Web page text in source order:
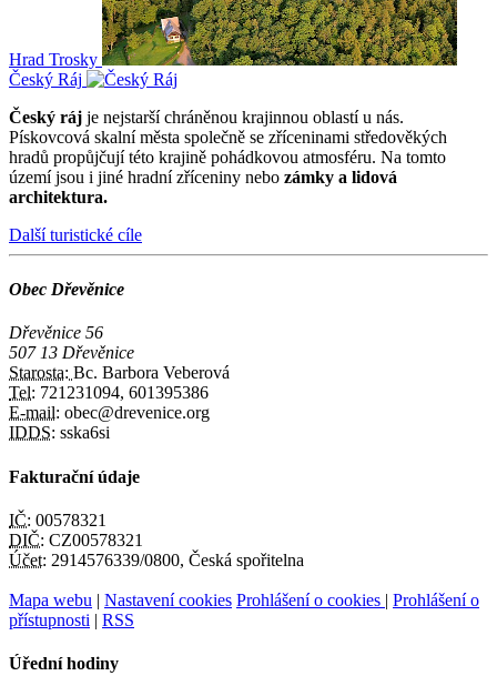
Hrad Trosky
Český Ráj
Český ráj je nejstarší chráněnou krajinnou oblastí u nás.
Pískovcová skalní města společně se zříceninami středověkých
hradů propůjčují této krajině pohádkovou atmosféru. Na tomto
území jsou i jiné hradní zříceniny nebo zámky a lidová
architektura.
Další turistické cíle
Obec Dřevěnice
Dřevěnice 56
507 13 Dřevěnice
Starosta: Bc. Barbora Veberová
Tel: 721231094, 601395386
E-mail: obec@drevenice.org
IDDS: sska6si
Fakturační údaje
IČ: 00578321
DIČ: CZ00578321
Účet: 2914576339/0800, Česká spořitelna
Mapa webu | Nastavení cookies Prohlášení o cookies | Prohlášení o
přístupnosti | RSS
Úřední hodiny